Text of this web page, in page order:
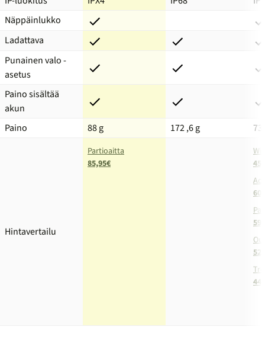
Näppäinlukko
Ladattava
Punainen valo -
asetus
Paino sisältää
akun
Paino
88 g 172 ,6 g 73
Hintavertailu
Partioaitta
85,95€